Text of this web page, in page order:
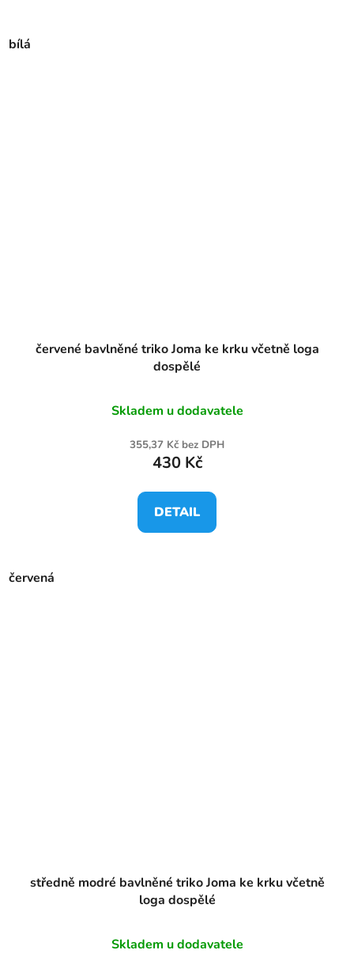
bílá
červené bavlněné triko Joma ke krku včetně loga
dospělé
Skladem u dodavatele
355,37 Kč bez DPH
430 Kč
DETAIL
červená
středně modré bavlněné triko Joma ke krku včetně
loga dospělé
Skladem u dodavatele